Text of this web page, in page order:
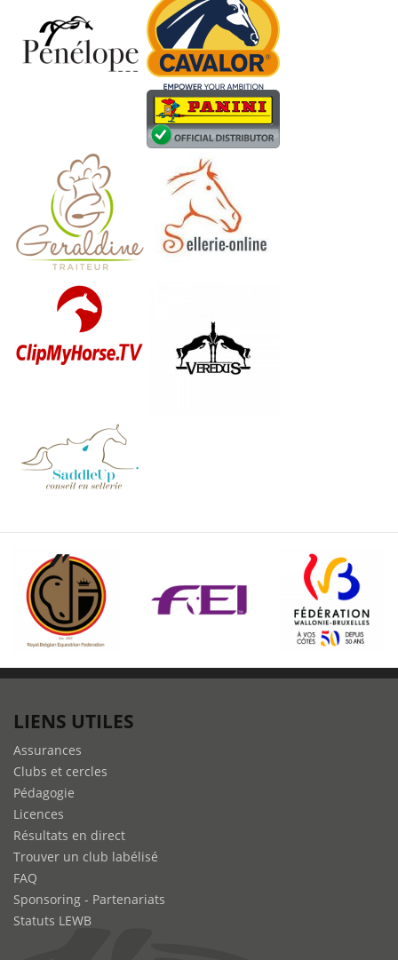
LIENS UTILES
Assurances
Clubs et cercles
Pédagogie
Licences
Résultats en direct
Trouver un club labélisé
FAQ
Sponsoring - Partenariats
Statuts LEWB